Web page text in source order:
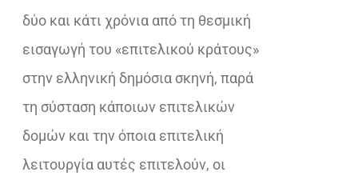
δύο και κάτι χρόνια από τη θεσμική
εισαγωγή του «επιτελικού κράτους»
στην ελληνική δημόσια σκηνή, παρά
τη σύσταση κάποιων επιτελικών
δομών και την όποια επιτελική
λειτουργία αυτές επιτελούν, οι